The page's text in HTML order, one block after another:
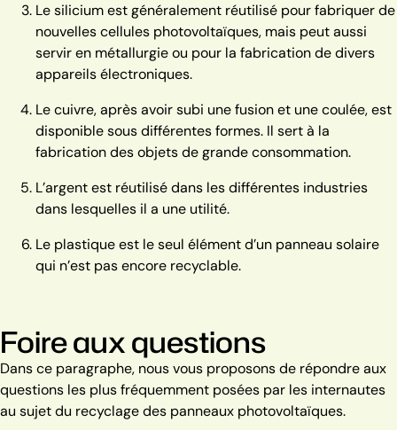
Le silicium est généralement réutilisé pour fabriquer de
nouvelles cellules photovoltaïques, mais peut aussi
servir en métallurgie ou pour la fabrication de divers
appareils électroniques.
Le cuivre, après avoir subi une fusion et une coulée, est
disponible sous différentes formes. Il sert à la
fabrication des objets de grande consommation.
L’argent est réutilisé dans les différentes industries
dans lesquelles il a une utilité.
Le plastique est le seul élément d’un panneau solaire
qui n’est pas encore recyclable.
Foire aux questions
Dans ce paragraphe, nous vous proposons de répondre aux
questions les plus fréquemment posées par les internautes
au sujet du recyclage des panneaux photovoltaïques.